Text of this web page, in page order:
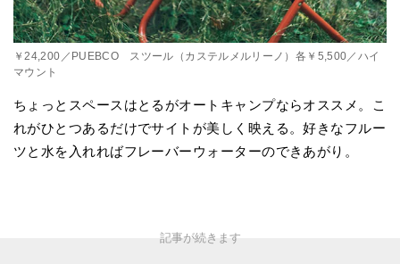
￥24,200／PUEBCO スツール（カステルメルリーノ）各￥5,500／ハイ
マウント
ちょっとスペースはとるがオートキャンプならオススメ。こ
れがひとつあるだけでサイトが美しく映える。好きなフルー
ツと水を入れればフレーバーウォーターのできあがり。